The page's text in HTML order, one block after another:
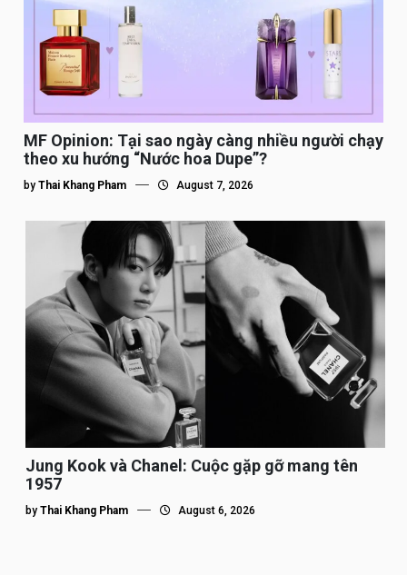
MF Opinion: Tại sao ngày càng nhiều người chạy
theo xu hướng “Nước hoa Dupe”?
by Thai Khang Pham August 7, 2026
Jung Kook và Chanel: Cuộc gặp gỡ mang tên
1957
by Thai Khang Pham August 6, 2026